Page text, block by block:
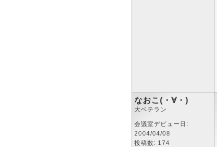
なおこ(・∀・)
大ベテラン
会議室デビュー日:
2004/04/08
投稿数: 174